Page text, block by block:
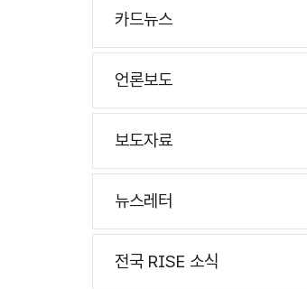
카드뉴스
언론보도
보도자료
뉴스레터
전국 RISE 소식